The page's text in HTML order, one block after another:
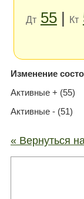
Дт 55| Кт
Изменение
Активные + (55)
Активные - (51)
« Вернуться